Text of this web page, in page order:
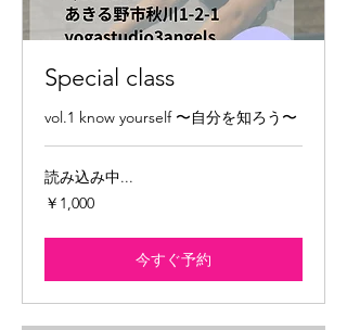
Special class
vol.1 know yourself 〜自分を知ろう〜
読み込み中...
1,000
円
￥1,000
今すぐ予約